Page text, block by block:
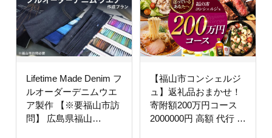
Lifetime Made Denim フ
ルオーダーデニムウエ
ア製作 【※要福山市訪
問】 広島県福山
【福山市コンシェルジ
ュ】返礼品おまかせ！
寄附額200万円コース
2000000円 高額 代行 サ